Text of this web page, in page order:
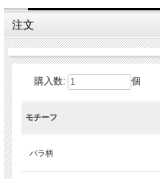
注文
購入数: 個
モチーフ
バラ柄